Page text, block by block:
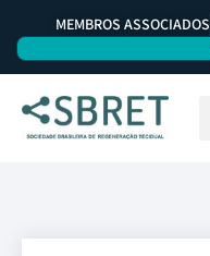
MEMBROS ASSOCIADOS